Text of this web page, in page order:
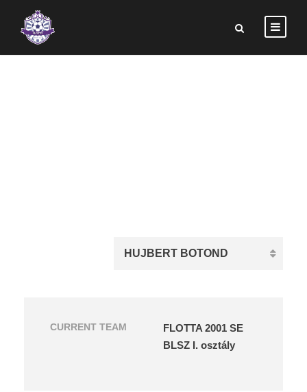
CURRENT TEAM
FLOTTA 2001 SE
BLSZ I. osztály